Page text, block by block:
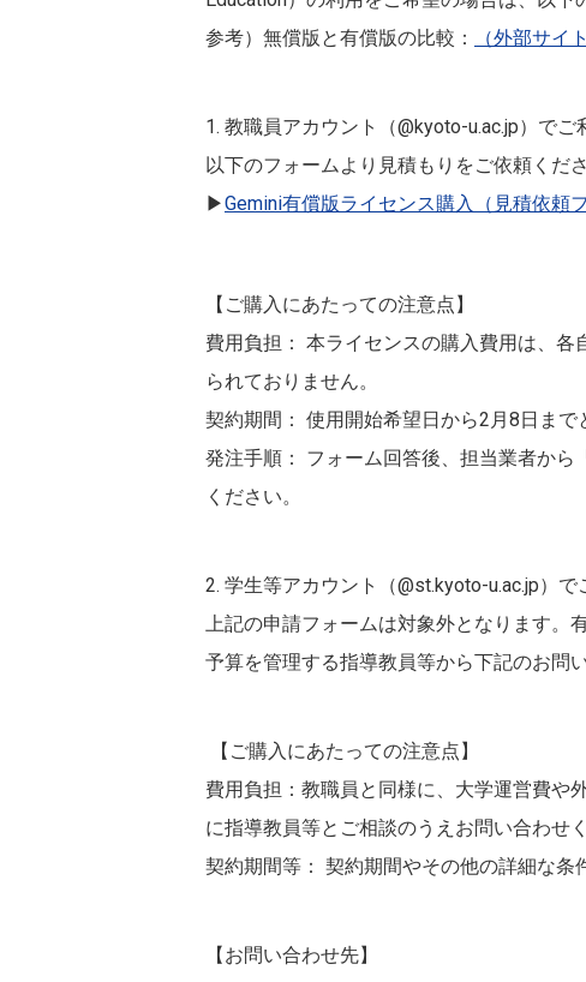
参考）無償版と有償版の比較：
（外部サイ
1. 教職員アカウント（@kyoto-u.ac.jp）でご
以下のフォームより見積もりをご依頼くださ
▶Gemini有償版ライセンス購入（見積依頼フ
【ご購入にあたっての注意点】
費用負担： 本ライセンスの購入費用は、
られておりません。
契約期間： 使用開始希望日から2月8日まで
発注手順： フォーム回答後、担当業者か
ください。
2. 学生等アカウント（@st.kyoto-u.ac.jp）で
上記の申請フォームは対象外となります
予算を管理する指導教員等から下記のお問
【ご購入にあたっての注意点】
費用負担：教職員と同様に、大学運営費や
に指導教員等とご相談のうえお問い合わせく
契約期間等： 契約期間やその他の詳細な条
【お問い合わせ先】